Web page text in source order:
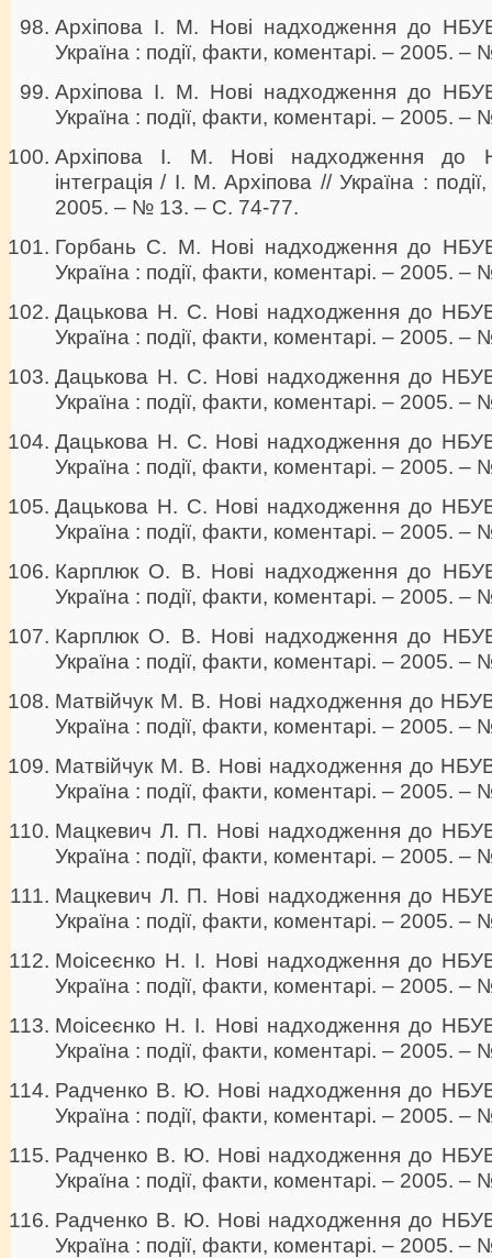
Архіпова І. М. Нові надходження до
Україна : події, факти, коментарі. – 2005.
Архіпова І. М. Нові надходження до
Україна : події, факти, коментарі. – 2005.
Архіпова І. М. Нові надходження до
інтеграція / І. М. Архіпова // Україна :
2005. – № 13. – С. 74-77.
Горбань С. М. Нові надходження до
Україна : події, факти, коментарі. – 2005.
Дацькова Н. С. Нові надходження до
Україна : події, факти, коментарі. – 2005.
Дацькова Н. С. Нові надходження до
Україна : події, факти, коментарі. – 2005.
Дацькова Н. С. Нові надходження до
Україна : події, факти, коментарі. – 2005.
Дацькова Н. С. Нові надходження до
Україна : події, факти, коментарі. – 2005.
Карплюк О. В. Нові надходження до
Україна : події, факти, коментарі. – 2005.
Карплюк О. В. Нові надходження до
Україна : події, факти, коментарі. – 2005.
Матвійчук М. В. Нові надходження до
Україна : події, факти, коментарі. – 2005.
Матвійчук М. В. Нові надходження до
Україна : події, факти, коментарі. – 2005.
Мацкевич Л. П. Нові надходження до
Україна : події, факти, коментарі. – 2005.
Мацкевич Л. П. Нові надходження до
Україна : події, факти, коментарі. – 2005.
Моісеєнко Н. І. Нові надходження до
Україна : події, факти, коментарі. – 2005.
Моісеєнко Н. І. Нові надходження до
Україна : події, факти, коментарі. – 2005.
Радченко В. Ю. Нові надходження до
Україна : події, факти, коментарі. – 2005.
Радченко В. Ю. Нові надходження до
Україна : події, факти, коментарі. – 2005.
Радченко В. Ю. Нові надходження до
Україна : події, факти, коментарі. – 2005.